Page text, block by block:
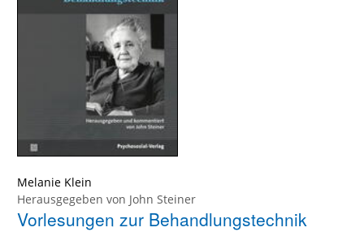
Melanie Klein
Herausgegeben von John Steiner
Vorlesungen zur Behandlungstechnik